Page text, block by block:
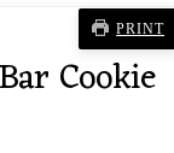
PRINT
Cookie